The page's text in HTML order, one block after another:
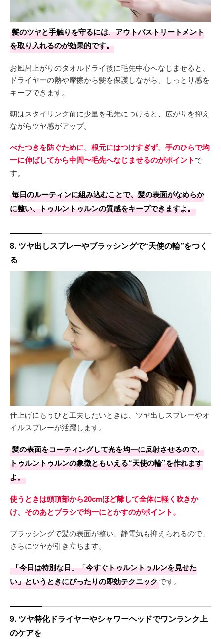
髪のツヤと手触りを守るには、アウトバストリートメント
を取り入れるのが効果的です。
お風呂上がりのタオルドライ後に毛先中心へなじませると、
ドライヤーの熱や摩擦から髪を保護しながら、しっとり感を
キープできます。
朝はスタイリング前に少量を毛先につけると、広がりを抑え
ながらツヤ感がアップ。
べたつきを防ぐために、根元にはつけすぎず、手のひらで均
一に伸ばしてから中間〜毛先へなじませるのがポイントで
す。
毎日のルーティンに組み込むことで、髪の表面がなめらか
に整い、トゥルントゥルンの質感をキープできますよ。
8. ツヤ出しスプレーやブラッシングで“天使の輪”をつく
る
仕上げにもうひと工夫したいときは、ツヤ出しスプレーやオ
イルスプレーが活躍します。
髪の表面をコーティングして光を均一に反射させるので、
トゥルントゥルンの象徴ともいえる“天使の輪”を作れます
よ。
使うときは頭頂部から20cmほど離して全体に軽く吹きか
け、そのあとブラシで均一にとかすのがポイント。
ブラッシングで髪の表面が整い、静電気も抑えられるので、
さらにツヤが引き立ちます。
「今日は特別な日」「今すぐトゥルントゥルンを見せた
い」というときにぴったりの即効テクニックです。
9. ツヤ特化ドライヤーやシャワーヘッドでワンランク上
のケアを